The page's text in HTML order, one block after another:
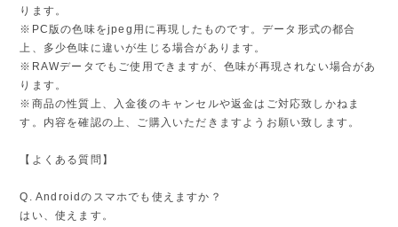
ります。
※PC版の色味をjpeg用に再現したものです。データ形式の都合
上、多少色味に違いが生じる場合があります。
※RAWデータでもご使用できますが、色味が再現されない場合があ
ります。
※商品の性質上、入金後のキャンセルや返金はご対応致しかねま
す。内容を確認の上、ご購入いただきますようお願い致します。
【よくある質問】
Q. Androidのスマホでも使えますか？
はい、使えます。